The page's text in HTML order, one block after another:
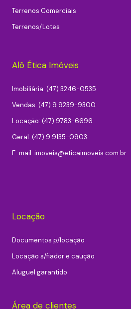
Terrenos Comerciais
Terrenos/Lotes
Alô Ética Imóveis
Imobiliária: (47) 3246-0535
Vendas: (47) 9 9239-9300
Locação: (47) 9783-6696
Geral: (47) 9 9135-0903
E-mail: imoveis@eticaimoveis.com.br
Locação
Documentos p/locação
Locação s/fiador e caução
Aluguel garantido
Área de clientes